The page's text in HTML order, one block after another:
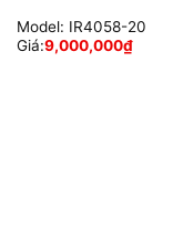
Model: IR4058-20
Giá:9,000,000₫